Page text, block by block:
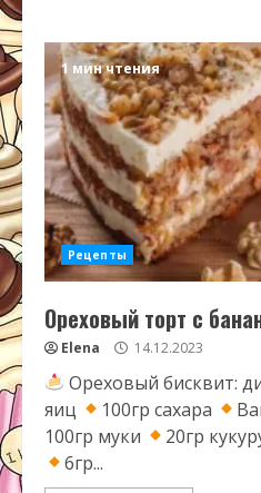
1 мин чтения
Рецепты
Ореховый торт с
Elena 14.12.2023
Ореховый бисквит:
яиц
100гр сахара
100гр муки
20гр
6гр...